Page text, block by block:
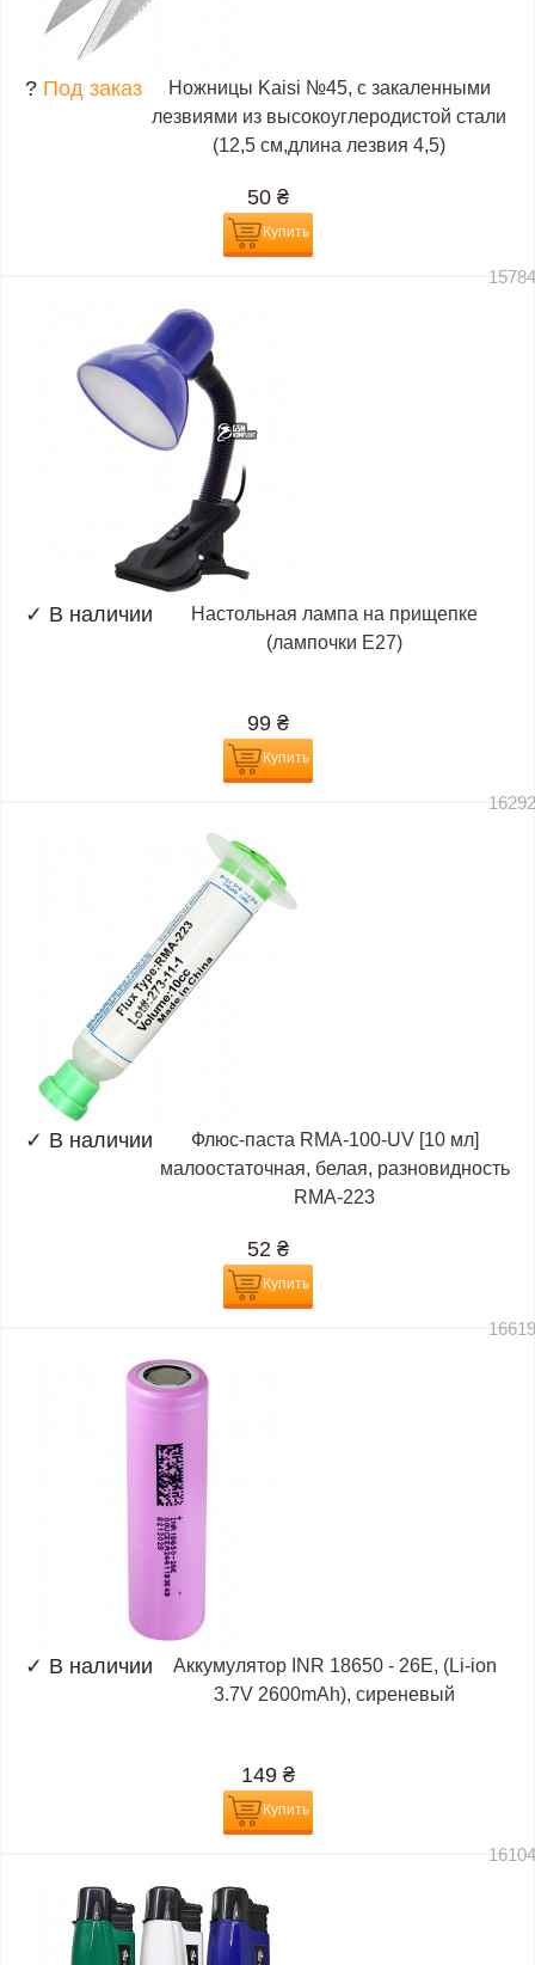
? Под заказ
Ножницы Kaisi №45, с закаленными
лезвиями из высокоуглеродистой стали
(12,5 см,длина лезвия 4,5)
50 ₴
Купить
✓ В наличии
Настольная лампа на прищепке
(лампочки E27)
99 ₴
Купить
✓ В наличии
Флюс-паста RMA-100-UV [10 мл]
малоостаточная, белая, разновидность
RMA-223
52 ₴
Купить
✓ В наличии
Аккумулятор INR 18650 - 26E, (Li-ion
3.7V 2600mAh), сиреневый
149 ₴
Купить